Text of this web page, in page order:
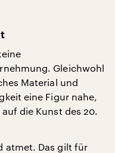
Gleichwohl
Material und
eine Figur nahe,
die Kunst des 20.
atmet. Das gilt für